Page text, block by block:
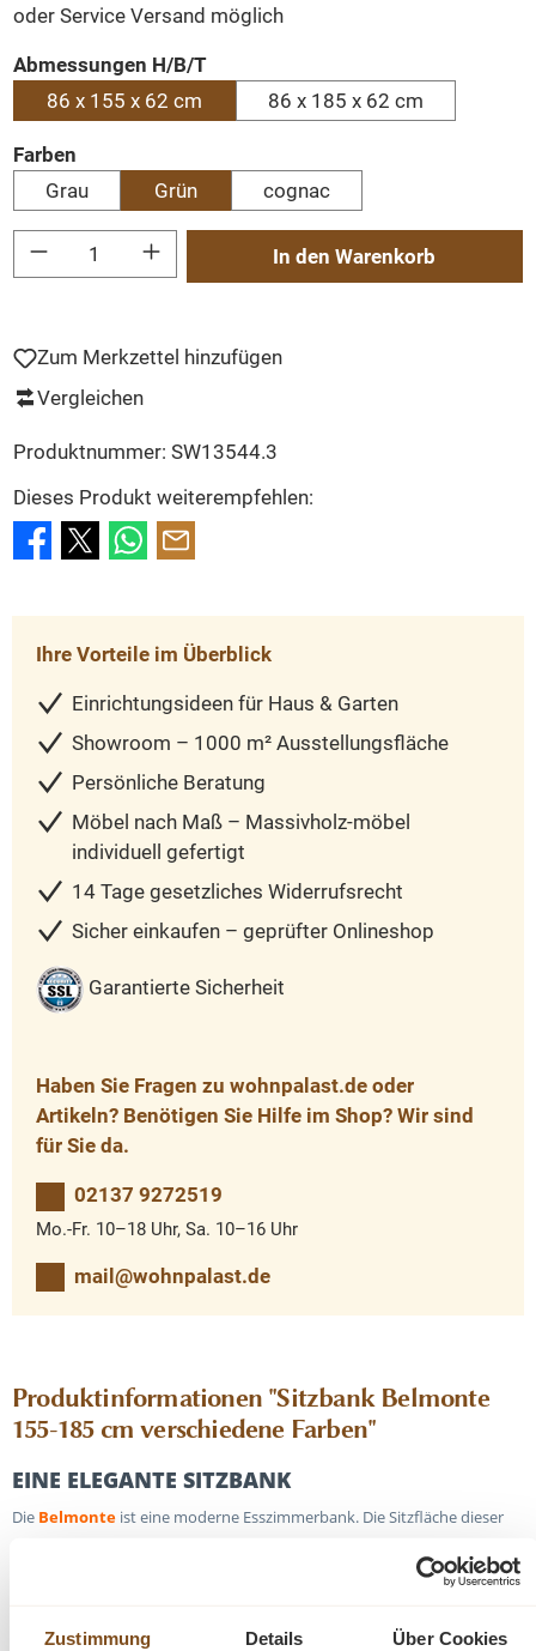
Zustimmung Details Über Cookies
oder Service Versand möglich
Abmessungen H/B/Tauswählen
86 x 155 x 62 cm
86 x 185 x 62 cm
Farben
Grau
Grün cognac
Produkt Anzahl: Gib den gewünschten Wert ein oder benutze die Schaltflächen
In den Warenkorb
Zum Merkzettel hinzufügen
Vergleichen
Produktnummer: SW13544.3
Dieses Produkt weiterempfehlen:
Ihre Vorteile im Überblick
Einrichtungsideen für Haus & Garten
Showroom – 1000 m² Ausstellungsfläche
Persönliche Beratung
Möbel nach Maß – Massivholz-möbel
individuell gefertigt
14 Tage gesetzliches Widerrufsrecht
Sicher einkaufen – geprüfter Onlineshop
Garantierte Sicherheit
Haben Sie Fragen zu wohnpalast.de oder
Artikeln? Benötigen Sie Hilfe im Shop? Wir sind
für Sie da.
02137 9272519
Mo.-Fr. 10–18 Uhr, Sa. 10–16 Uhr
mail@wohnpalast.de
Produktinformationen "Sitzbank Belmonte
155-185 cm verschiedene Farben"
EINE ELEGANTE SITZBANK
Die Belmonte ist eine moderne Esszimmerbank. Die Sitzfläche dieser
Bank gut in jedes moderne Interieur. Die Belmonte Bank kann in